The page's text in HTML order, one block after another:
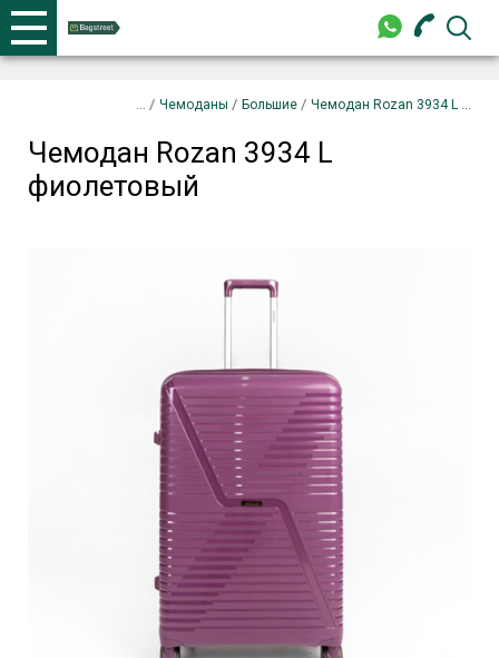
+375 44 702-99-87
+375 44 702-99-87
/ Чемоданы / Большие / Чемодан Rozan 3934 L ...
Чемодан Rozan 3934 L
фиолетовый